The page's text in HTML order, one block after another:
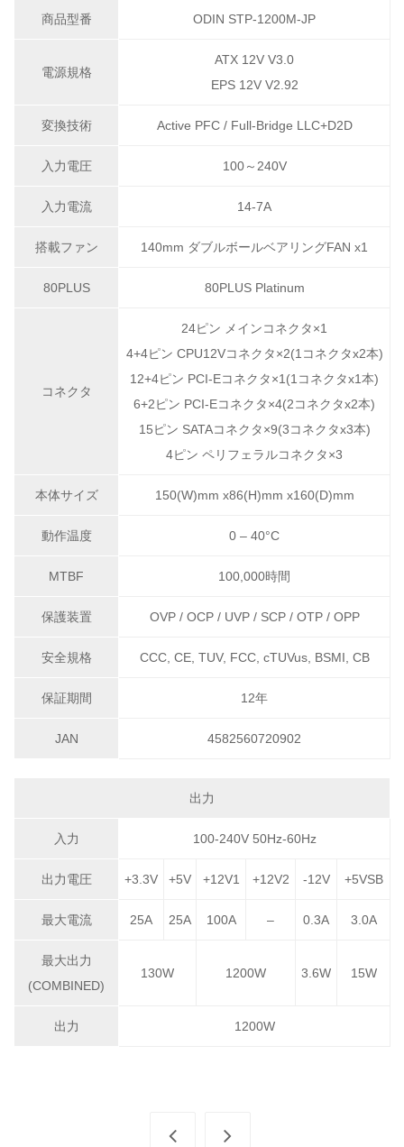
商品型番 ODIN STP-1200M-JP
電源規格
ATX 12V V3.0
EPS 12V V2.92
変換技術 Active PFC / Full-Bridge LLC+D2D
入力電圧 100～240V
入力電流 14-7A
搭載ファン 140mm ダブルボールベアリングFAN x1
80PLUS 80PLUS Platinum
コネクタ
24ピン メインコネクタ×1
4+4ピン CPU12Vコネクタ×2(1コネクタx2本)
12+4ピン PCI-Eコネクタ×1(1コネクタx1本)
6+2ピン PCI-Eコネクタ×4(2コネクタx2本)
15ピン SATAコネクタ×9(3コネクタx3本)
4ピン ペリフェラルコネクタ×3
本体サイズ 150(W)mm x86(H)mm x160(D)mm
動作温度 0 – 40°C
MTBF 100,000時間
保護装置 OVP / OCP / UVP / SCP / OTP / OPP
安全規格 CCC, CE, TUV, FCC, cTUVus, BSMI, CB
保証期間 12年
JAN 4582560720902
出力
入力 100-240V 50Hz-60Hz
出力電圧 +3.3V +5V +12V1 +12V2 -12V +5VSB
最大電流 25A 25A 100A – 0.3A 3.0A
最大出力
(COMBINED)
130W 1200W 3.6W 15W
出力 1200W